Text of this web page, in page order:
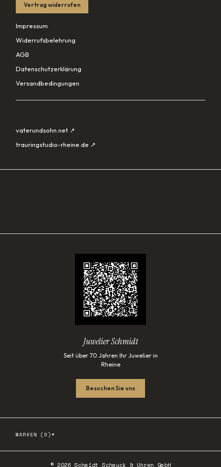
Vertrag widerrufen
Impressum
Widerrufsbelehrung
AGB
Datenschutzerklärung
Versandbedingungen
vaterundsohn.net ↗
trauringstudio-rheine.de ↗
Juwelier Schmidt
Seit über 70 Jahren Ihr Juwelier in
Rheine
Besuchen Sie uns
MARKEN ( 0 ) ▾
© 2026 Schmidt Schmuck & Uhren GmbH